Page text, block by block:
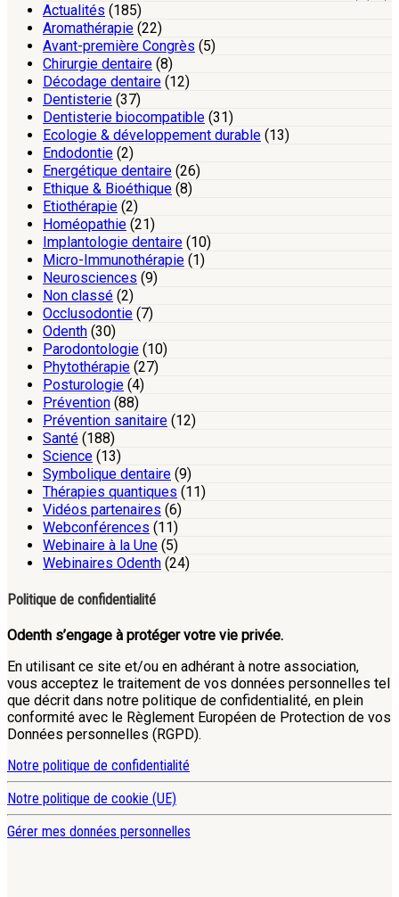
Actualités (185)
Aromathérapie (22)
Avant-première Congrès (5)
Chirurgie dentaire (8)
Décodage dentaire (12)
Dentisterie (37)
Dentisterie biocompatible (31)
Ecologie & développement durable (13)
Endodontie (2)
Energétique dentaire (26)
Ethique & Bioéthique (8)
Etiothérapie (2)
Homéopathie (21)
Implantologie dentaire (10)
Micro-Immunothérapie (1)
Neurosciences (9)
Non classé (2)
Occlusodontie (7)
Odenth (30)
Parodontologie (10)
Phytothérapie (27)
Posturologie (4)
Prévention (88)
Prévention sanitaire (12)
Santé (188)
Science (13)
Symbolique dentaire (9)
Thérapies quantiques (11)
Vidéos partenaires (6)
Webconférences (11)
Webinaire à la Une (5)
Webinaires Odenth (24)
Politique de confidentialité
Odenth s’engage à protéger votre vie privée.
En utilisant ce site et/ou en adhérant à notre association,
vous acceptez le traitement de vos données personnelles tel
que décrit dans notre politique de confidentialité, en plein
conformité avec le Règlement Européen de Protection de vos
Données personnelles (RGPD).
Notre politique de confidentialité
Notre politique de cookie (UE)
Gérer mes données personnelles